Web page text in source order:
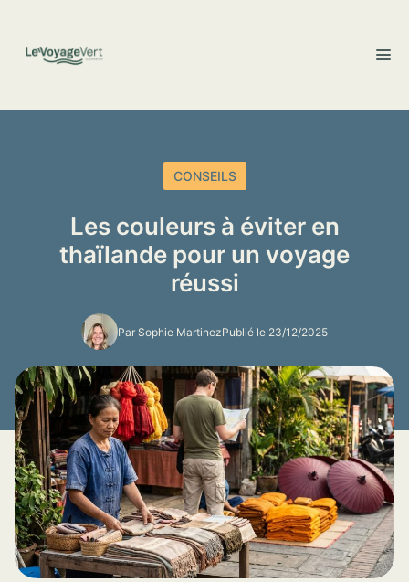
contenu
CONSEILS
Les couleurs à éviter en
thaïlande pour un voyage
réussi
Par Sophie MartinezPublié le 23/12/2025